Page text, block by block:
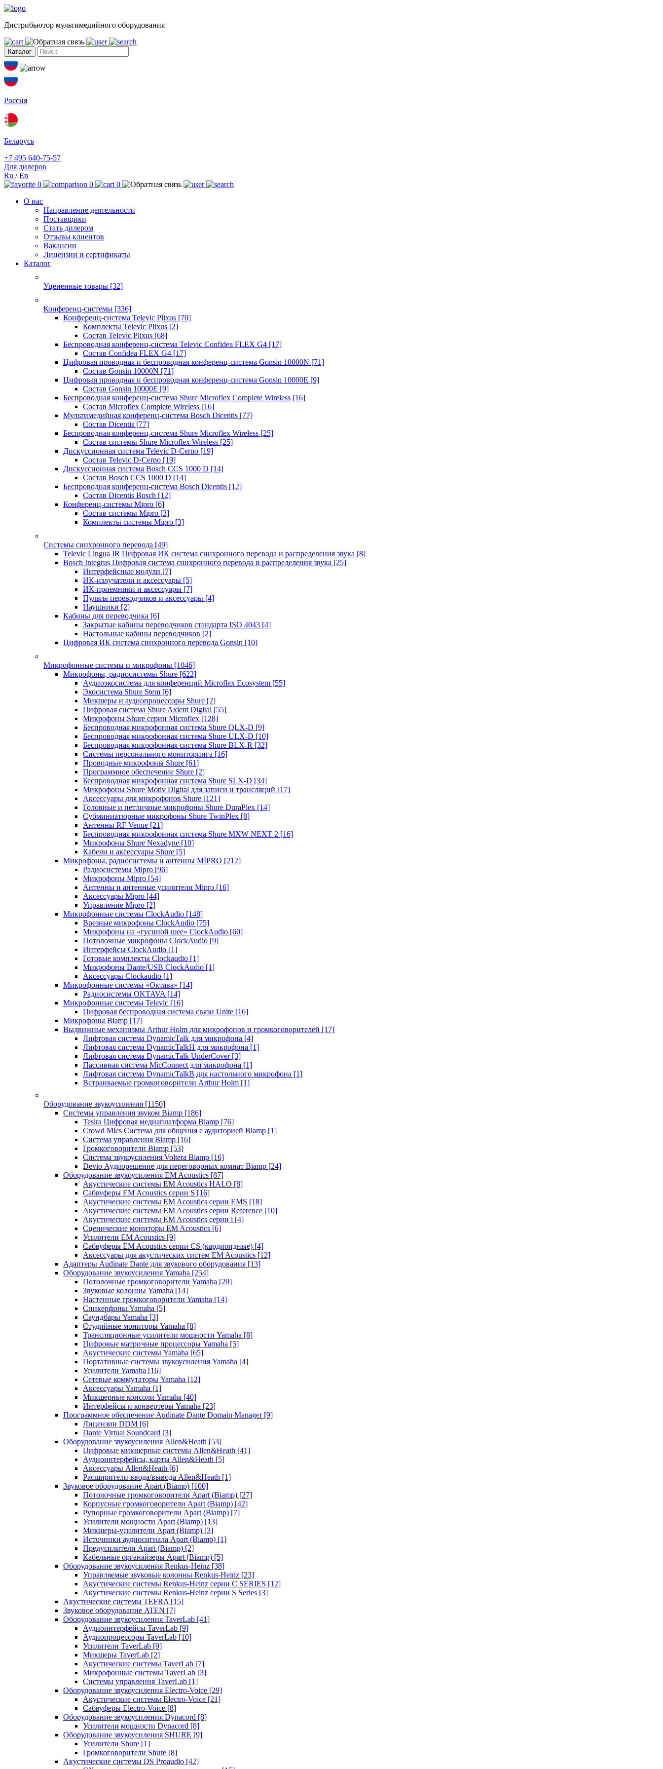
Дистрибьютор мультимедийного оборудования
Каталог
Россия
Беларусь
+7 495 640-75-57
Для дилеров
Ru /En
0
0
0
О нас
Направление деятельности
Поставщики
Стать дилером
Отзывы клиентов
Вакансии
Лицензии и сертификаты
Каталог
Уцененные товары [32]
Конференц-системы [336]
Конференц-система Televic Plixus [70]
Комплекты Televic Plixus [2]
Состав Televic Plixus [68]
Беспроводная конференц-система Televic Confidea FLEX G4 [17]
Состав Confidea FLEX G4 [17]
Цифровая проводная и беспроводная конференц-система Gonsin 10000N [71]
Состав Gonsin 10000N [71]
Цифровая проводная и беспроводная конференц-система Gonsin 10000E [9]
Состав Gonsin 10000E [9]
Беспроводная конференц-система Shure Microflex Complete Wireless [16]
Состав Microflex Complete Wireless [16]
Мультимедийная конференц-система Bosch Dicentis [77]
Состав Dicentis [77]
Беспроводная конференц-система Shure Microflex Wireless [25]
Состав системы Shure Microflex Wireless [25]
Дискуссионная система Televic D-Cerno [19]
Состав Televic D-Cerno [19]
Дискуссионная система Bosch CCS 1000 D [14]
Состав Bosch CCS 1000 D [14]
Беспроводная конференц-система Bosch Dicentis [12]
Состав Dicentis Bosch [12]
Конференц-системы Mipro [6]
Состав системы Mipro [3]
Комплекты системы Mipro [3]
Системы синхронного перевода [49]
Televic Lingua IR Цифровая ИК система синхронного перевода и распределения звука [8]
Bosch Integrus Цифровая система синхронного перевода и распределения звука [25]
Интерфейсные модули [7]
ИК-излучатели и аксессуары [5]
ИК-приемники и аксессуары [7]
Пульты переводчиков и аксессуары [4]
Наушники [2]
Кабины для переводчика [6]
Закрытые кабины переводчиков стандарта ISO 4043 [4]
Настольные кабины переводчиков [2]
Цифровая ИК система синхронного перевода Gonsin [10]
Микрофонные системы и микрофоны [1046]
Микрофоны, радиосистемы Shure [622]
Аудиоэкосистема для конференций Microflex Ecosystem [55]
Экосистема Shure Stem [6]
Микшеры и аудиопроцессоры Shure [2]
Цифровая система Shure Axient Digital [55]
Микрофоны Shure серии Microflex [128]
Беспроводная микрофонная система Shure QLX-D [9]
Беспроводная микрофонная система Shure ULX-D [10]
Беспроводная микрофонная система Shure BLX-R [32]
Системы персонального мониторинга [16]
Проводные микрофоны Shure [61]
Программное обеспечение Shure [2]
Беспроводная микрофонная система Shure SLX-D [34]
Микрофоны Shure Motiv Digital для записи и трансляций [17]
Аксессуары для микрофонов Shure [121]
Головные и петличные микрофоны Shure DuraPlex [14]
Субминиатюрные микрофоны Shure TwinPlex [8]
Антенны RF Venue [21]
Беспроводная микрофонная система Shure MXW NEXT 2 [16]
Микрофоны Shure Nexadyne [10]
Кабели и аксессуары Shure [5]
Микрофоны, радиосистемы и антенны MIPRO [212]
Радиосистемы Mipro [96]
Микрофоны Mipro [54]
Антенны и антенные усилители Mipro [16]
Аксессуары Mipro [44]
Управление Mipro [2]
Микрофонные системы ClockAudio [148]
Врезные микрофоны ClockAudio [75]
Микрофоны на «гусиной шее» ClockAudio [60]
Потолочные микрофоны ClockAudio [9]
Интерфейсы ClockAudio [1]
Готовые комплекты Clockaudio [1]
Микрофоны Dante/USB ClockAudio [1]
Аксессуары Clockaudio [1]
Микрофонные системы «Октава» [14]
Радиосистемы OKTAVA [14]
Микрофонные системы Televic [16]
Цифровая беспроводная система связи Unite [16]
Микрофоны Biamp [17]
Выдвижные механизмы Arthur Holm для микрофонов и громкоговорителей [17]
Лифтовая система DynamicTalk для микрофона [4]
Лифтовая система DynamicTalkH для микрофона [1]
Лифтовая система DynamicTalk UnderCover [3]
Пассивная система MicConnect для микрофона [1]
Лифтовая система DynamicTalkB для настольного микрофона [1]
Встраиваемые громкоговорители Arthur Holm [1]
Оборудование звукоусиления [1150]
Системы управления звуком Biamp [186]
Tesira Цифровая медиаплатформа Biamp [76]
Crowd Mics Система для общения с аудиторией Biamp [1]
Система управления Biamp [16]
Громкоговорители Biamp [53]
Система звукоусиления Voltera Biamp [16]
Devio Аудиорешение для переговорных комнат Biamp [24]
Оборудование звукоусиления EM Acoustics [87]
Акустические системы EM Acoustics HALO [8]
Сабвуферы EM Acoustics серии S [16]
Акустические системы EM Acoustics серии EMS [18]
Акустические системы EM Acoustics серии Reference [10]
Акустические системы EM Acoustics серии i [4]
Сценические мониторы EM Acoustics [6]
Усилители EM Acoustics [9]
Сабвуферы EM Acoustics серии CS (кардиоидные) [4]
Аксессуары для акустических систем EM Acoustics [12]
Адаптеры Audinate Dante для звукового оборудования [13]
Оборудование звукоусиления Yamaha [254]
Потолочные громкоговорители Yamaha [20]
Звуковые колонны Yamaha [14]
Настенные громкоговорители Yamaha [14]
Спикерфоны Yamaha [5]
Саундбары Yamaha [3]
Студийные мониторы Yamaha [8]
Трансляционные усилители мощности Yamaha [8]
Цифровые матричные процессоры Yamaha [5]
Акустические системы Yamaha [65]
Портативные системы звукоусиления Yamaha [4]
Усилители Yamaha [16]
Сетевые коммутаторы Yamaha [12]
Аксессуары Yamaha [1]
Микшерные консоли Yamaha [40]
Интерфейсы и конвертеры Yamaha [23]
Программное обеспечение Audinate Dante Domain Manager [9]
Лицензии DDM [6]
Dante Virtual Soundcard [3]
Оборудование звукоусиления Allen&Heath [53]
Цифровые микшерные системы Allen&Heath [41]
Аудиоинтерфейсы, карты Allen&Heath [5]
Аксессуары Allen&Heath [6]
Расширители ввода/вывода Allen&Heath [1]
Звуковое оборудование Apart (Biamp) [100]
Потолочные громкоговорители Apart (Biamp) [27]
Корпусные громкоговорители Apart (Biamp) [42]
Рупорные громкоговорители Apart (Biamp) [7]
Усилители мощности Apart (Biamp) [13]
Микшеры-усилители Apart (Biamp) [3]
Источники аудиосигнала Apart (Biamp) [1]
Предусилители Apart (Biamp) [2]
Кабельные органайзеры Apart (Biamp) [5]
Оборудование звукоусиления Renkus-Heinz [38]
Управляемые звуковые колонны Renkus-Heinz [23]
Акустические системы Renkus-Heinz серии C SERIES [12]
Акустические системы Renkus-Heinz серии S Series [3]
Акустические системы TEFRA [15]
Звуковое оборудование ATEN [7]
Оборудование звукоусиления TaverLab [41]
Аудиоинтерфейсы TaverLab [9]
Аудиопроцессоры TaverLab [10]
Усилители TaverLab [9]
Микшеры TaverLab [2]
Акустические системы TaverLab [7]
Микрофонные системы TaverLab [3]
Системы управления TaverLab [1]
Оборудование звукоусиления Electro-Voice [29]
Акустические системы Electro-Voice [21]
Сабвуферы Electro-Voice [8]
Оборудование звукоусиления Dynacord [8]
Усилители мощности Dynacord [8]
Оборудование звукоусиления SHURE [9]
Усилители Shure [1]
Громкоговорители Shure [8]
Акустические системы DS Proaudio [42]